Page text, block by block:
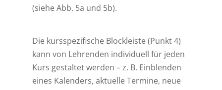
(siehe Abb. 5a und 5b).
Die kursspezifische Blockleiste (Punkt 4)
kann von Lehrenden individuell für jeden
Kurs gestaltet werden – z. B. Einblenden
eines Kalenders, aktuelle Termine, neue